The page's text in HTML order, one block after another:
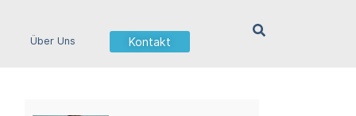
Über Uns Kontakt